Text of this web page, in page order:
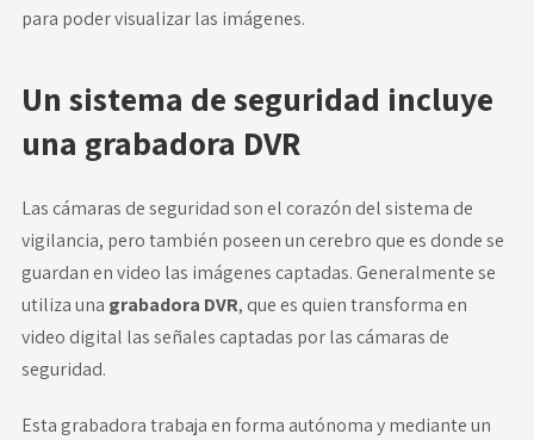
para poder visualizar las imágenes.
Un sistema de seguridad incluye
una grabadora DVR
Las cámaras de seguridad son el corazón del sistema de
vigilancia, pero también poseen un cerebro que es donde se
guardan en video las imágenes captadas. Generalmente se
utiliza una grabadora DVR, que es quien transforma en
video digital las señales captadas por las cámaras de
seguridad.
Esta grabadora trabaja en forma autónoma y mediante un